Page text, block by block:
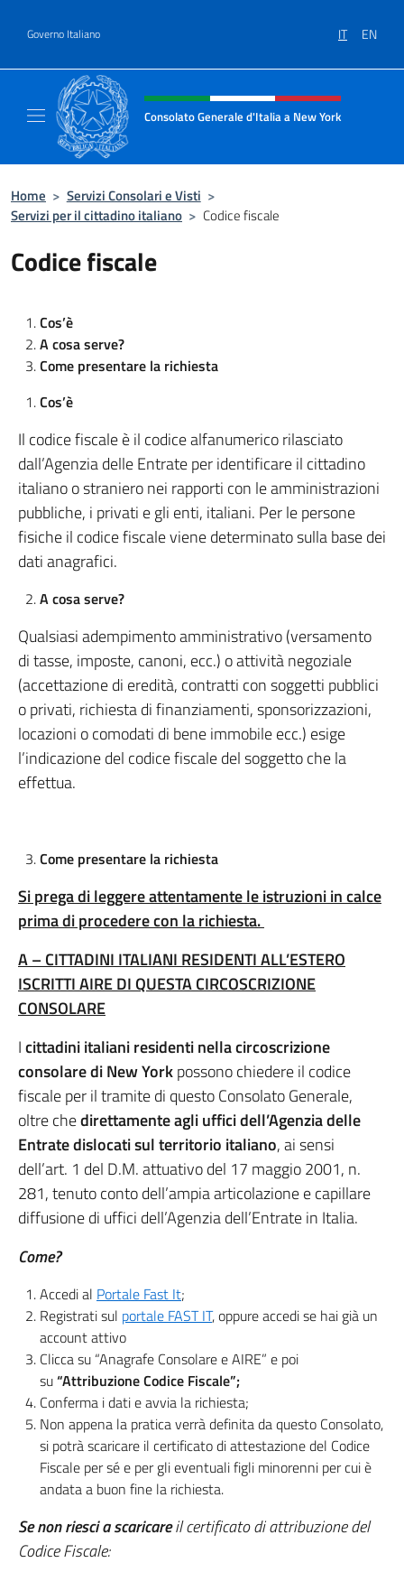
Governo Italiano IT EN
Intestazione sito, social e menù
Consolato Generale d'Italia a New York
Home > Servizi Consolari e Visti >
Servizi per il cittadino italiano > Codice fiscale
Codice fiscale
Cos’è
A cosa serve?
Come presentare la richiesta
Cos’è
Il codice fiscale è il codice alfanumerico rilasciato
dall’Agenzia delle Entrate per identificare il cittadino
italiano o straniero nei rapporti con le amministrazioni
pubbliche, i privati e gli enti, italiani. Per le persone
fisiche il codice fiscale viene determinato sulla base dei
dati anagrafici.
A cosa serve?
Qualsiasi adempimento amministrativo (versamento
di tasse, imposte, canoni, ecc.) o attività negoziale
(accettazione di eredità, contratti con soggetti pubblici
o privati, richiesta di finanziamenti, sponsorizzazioni,
locazioni o comodati di bene immobile ecc.) esige
l’indicazione del codice fiscale del soggetto che la
effettua.
Come presentare la richiesta
Si prega di leggere attentamente le istruzioni in calce
prima di procedere con la richiesta.
A – CITTADINI ITALIANI RESIDENTI ALL’ESTERO
ISCRITTI AIRE DI QUESTA CIRCOSCRIZIONE
CONSOLARE
Icittadini italianiresidenti nella circoscrizione
consolare di New Yorkpossono chiedere il codice
fiscale per il tramite di questo Consolato Generale,
oltre chedirettamente agli uffici dell’Agenzia delle
Entrate dislocati sul territorio italiano, ai sensi
dell’art. 1 del D.M. attuativo del 17 maggio 2001, n.
281, tenuto conto dell’ampia articolazione e capillare
diffusione di uffici dell’Agenzia dell’Entrate in Italia.
Come?
Accedi al Portale Fast It;
Registrati sul portale FAST IT, oppure accedi se hai già un
account attivo
Clicca su “Anagrafe Consolare e AIRE” e poi
su“Attribuzione Codice Fiscale”;
Conferma i dati e avvia la richiesta;
Non appena la pratica verrà definita da questo Consolato,
si potrà scaricare il certificato di attestazione del Codice
Fiscale per sé e per gli eventuali figli minorenni per cui è
andata a buon fine la richiesta.
Se non riesci a scaricareil certificato di attribuzione del
Codice Fiscale: